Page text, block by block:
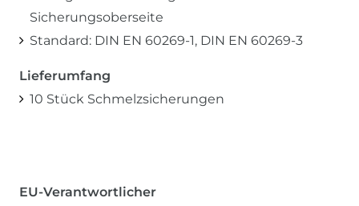
Sicherungsoberseite
Standard: DIN EN 60269-1, DIN EN 60269-3
Lieferumfang
10 Stück Schmelzsicherungen
EU-Verantwortlicher